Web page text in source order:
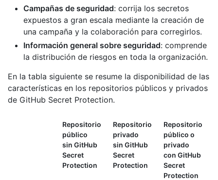
Campañas de seguridad: corrija los secretos
expuestos a gran escala mediante la creación de
una campaña y la colaboración para corregirlos.
Información general sobre seguridad: comprende
la distribución de riesgos en toda la organización.
En la tabla siguiente se resume la disponibilidad de las
características en los repositorios públicos y privados
de GitHub Secret Protection.
Repositorio
público
sin GitHub
Secret
Protection
Repositorio
privado
sin GitHub
Secret
Protection
Repositorio
público o
privado
con GitHub
Secret
Protection